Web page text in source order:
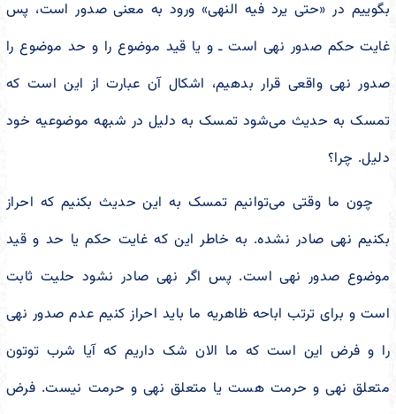
بگوییم در «حتی یرد فیه النهی» ورود به معنی صدور است، پس
غایت حکم صدور نهی است ـ و یا قید موضوع را و حد موضوع را
صدور نهی واقعی قرار بدهیم، اشکال آن عبارت از این است که
تمسک به حدیث می‌شود تمسک به دلیل در شبهه موضوعیه خود
دلیل. چرا؟
چون ما وقتی می‌توانیم تمسک به این حدیث بکنیم که احراز
بکنیم نهی صادر نشده. به خاطر این که غایت حکم یا حد و قید
موضوع صدور نهی است. پس اگر نهی صادر نشود حلیت ثابت
است و برای ترتب اباحه ظاهریه ما باید احراز کنیم عدم صدور نهی
را و فرض این است که ما الان شک داریم که آیا شرب توتون
متعلق نهی و حرمت هست یا متعلق نهی و حرمت نیست. فرض